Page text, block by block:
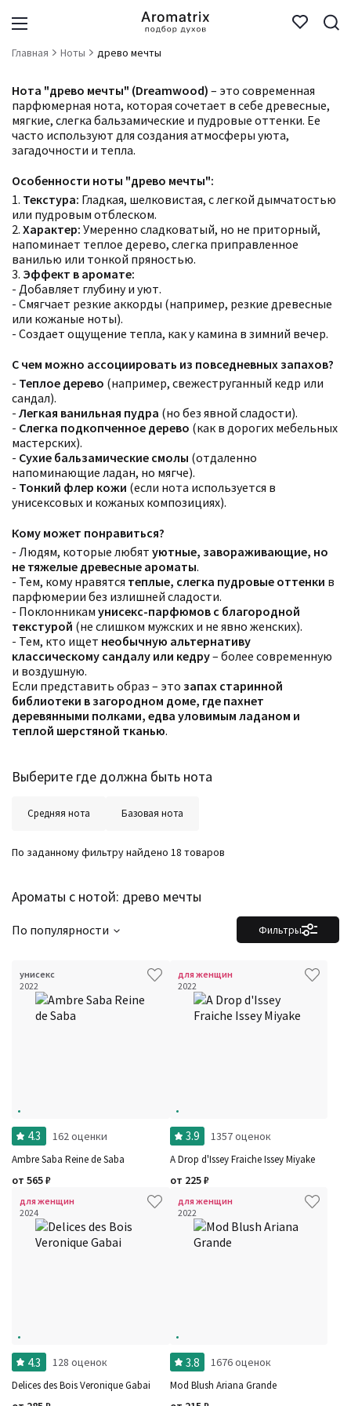
Главная Ноты древо мечты
Нота "древо мечты" (Dreamwood) – это современная
парфюмерная нота, которая сочетает в себе древесные,
мягкие, слегка бальзамические и пудровые оттенки. Ее
часто используют для создания атмосферы уюта,
загадочности и тепла.
Особенности ноты "древо мечты":
1. Текстура: Гладкая, шелковистая, с легкой дымчатостью
или пудровым отблеском.
2. Характер: Умеренно сладковатый, но не приторный,
напоминает теплое дерево, слегка приправленное
ванилью или тонкой пряностью.
3. Эффект в аромате:
- Добавляет глубину и уют.
- Смягчает резкие аккорды (например, резкие древесные
или кожаные ноты).
- Создает ощущение тепла, как у камина в зимний вечер.
С чем можно ассоциировать из повседневных запахов?
- Теплое дерево (например, свежеструганный кедр или
сандал).
- Легкая ванильная пудра (но без явной сладости).
- Слегка подкопченное дерево (как в дорогих мебельных
мастерских).
- Сухие бальзамические смолы (отдаленно
напоминающие ладан, но мягче).
- Тонкий флер кожи (если нота используется в
унисексовых и кожаных композициях).
Кому может понравиться?
- Людям, которые любят уютные, завораживающие, но
не тяжелые древесные ароматы.
- Тем, кому нравятся теплые, слегка пудровые оттенки в
парфюмерии без излишней сладости.
- Поклонникам унисекс-парфюмов с благородной
текстурой (не слишком мужских и не явно женских).
- Тем, кто ищет необычную альтернативу
классическому сандалу или кедру– более современную
и воздушную.
Если представить образ – это запах старинной
библиотеки в загородном доме, где пахнет
деревянными полками, едва уловимым ладаном и
теплой шерстяной тканью.
Выберите где должна быть нота
Средняя нота Базовая нота
Ароматы с нотой: древо мечты
По заданному фильтру найдено 18 товаров
Фильтры
По популярности
Цена
унисекс
2022
4.3 162 оценки
Ambre Saba Reine de Saba
от 565₽
для женщин
2022
3.9 1357 оценок
A Drop d'Issey Fraiche Issey Miyake
от 225₽
для женщин
2024
4.3 128 оценок
Delices des Bois Veronique Gabai
для женщин
2022
3.8 1676 оценок
Mod Blush Ariana Grande